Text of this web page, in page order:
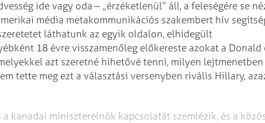
ide vagy oda – „érzéketlenül” áll, a feleségére se
média metakommunikációs szakembert hív
láthatunk az egyik oldalon, elhidegült
18 évre visszamenőleg előkereste azokat a Donald
azt szeretné hihetővé tenni, milyen lejtmenetben
tette meg ezt a választási versenyben rivális Hillary,
kanadai miniszterelnök kapcsolatát szemlézik, és a